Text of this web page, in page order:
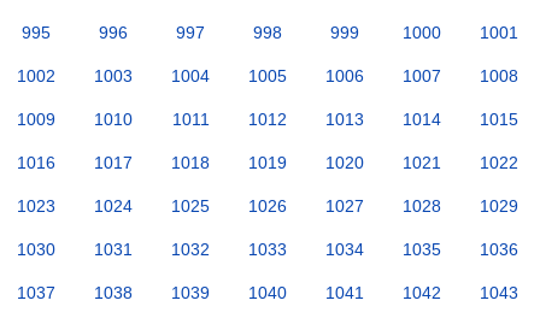
995 996 997 998 999 1000 1001
1002 1003 1004 1005 1006 1007 1008
1009 1010 1011 1012 1013 1014 1015
1016 1017 1018 1019 1020 1021 1022
1023 1024 1025 1026 1027 1028 1029
1030 1031 1032 1033 1034 1035 1036
1037 1038 1039 1040 1041 1042 1043